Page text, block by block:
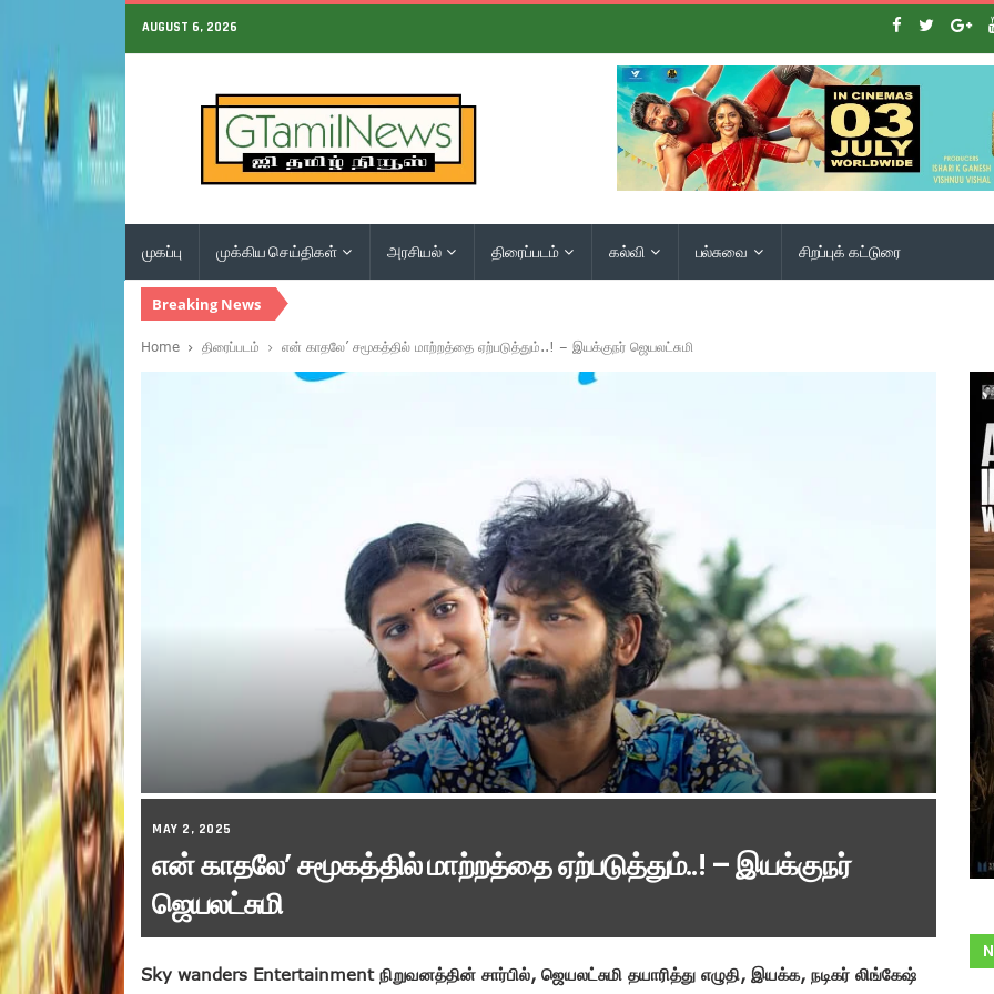
AUGUST 6, 2026
முகப்பு முக்கிய செய்திகள் அரசியல் திரைப்படம் கல்வி பல்சுவை சிறப்புக் கட்டுரை
Breaking News
Home திரைப்படம் என் காதலே’ சமூகத்தில் மாற்றத்தை ஏற்படுத்தும்..! – இயக்குநர் ஜெயலட்சுமி
MAY 2, 2025
என் காதலே’ சமூகத்தில் மாற்றத்தை ஏற்படுத்தும்..! – இயக்குநர்
ஜெயலட்சுமி
Sky wanders Entertainment நிறுவனத்தின் சார்பில், ஜெயலட்சுமி தயாரித்து எழுதி, இயக்க, நடிகர் லிங்கேஷ்